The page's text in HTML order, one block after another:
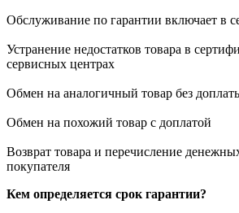
Обслуживание по гарантии включает в
Устранение недостатков товара в
сервисных центрах
Обмен на аналогичный товар без
Обмен на похожий товар с доплатой
Возврат товара и перечисление
покупателя
Кем определяется срок гарантии?